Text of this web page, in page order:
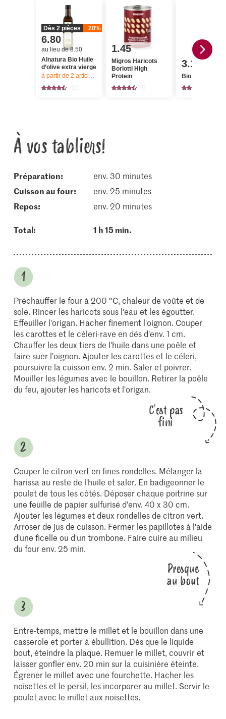
Dès 2 pièces 20%
6.80
au lieu de 8.50
Alnatura Bio Huile
d’olive extra vierge
à partir de 2 articles, Offre valable du 6.8 au 12.8.2026, jusqu’à
1.45
Migros Haricots
Borlotti High
Protein
3.10
Bio Millet
À vos tabliers!
Préparation:
env. 30 minutes
cuisson au four:
env. 25 minutes
repos:
env. 20 minutes
Total: 1 h 15 min.
Préchauffer le four à 200 °C, chaleur de voûte et de
sole. Rincer les haricots sous l'eau et les égoutter.
Effeuiller l'origan. Hacher finement l'oignon. Couper
les carottes et le céleri-rave en dés d'env. 1 cm.
Chauffer les deux tiers de l'huile dans une poêle et
faire suer l'oignon. Ajouter les carottes et le céleri,
poursuivre la cuisson env. 2 min. Saler et poivrer.
Mouiller les légumes avec le bouillon. Retirer la poêle
du feu, ajouter les haricots et l'origan.
C'est pas
fini
Couper le citron vert en fines rondelles. Mélanger la
harissa au reste de l'huile et saler. En badigeonner le
poulet de tous les côtés. Déposer chaque poitrine sur
une feuille de papier sulfurisé d'env. 40 x 30 cm.
Ajouter les légumes et deux rondelles de citron vert.
Arroser de jus de cuisson. Fermer les papillotes à l'aide
d'une ficelle ou d'un trombone. Faire cuire au milieu
du four env. 25 min.
Presque
au bout
Entre-temps, mettre le millet et le bouillon dans une
casserole et porter à ébullition. Dès que le liquide
bout, éteindre la plaque. Remuer le millet, couvrir et
laisser gonfler env. 20 min sur la cuisinière éteinte.
Égrener le millet avec une fourchette. Hacher les
noisettes et le persil, les incorporer au millet. Servir le
poulet avec le millet aux noisettes.